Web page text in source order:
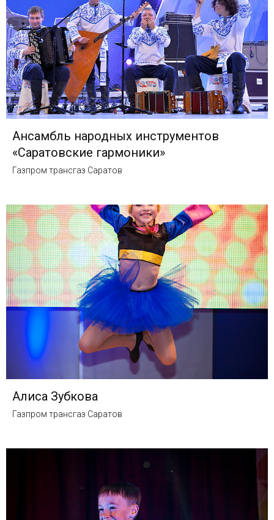
Ансамбль народных инструментов
«Саратовские гармоники»
Газпром трансгаз Саратов
Алиса Зубкова
Газпром трансгаз Саратов